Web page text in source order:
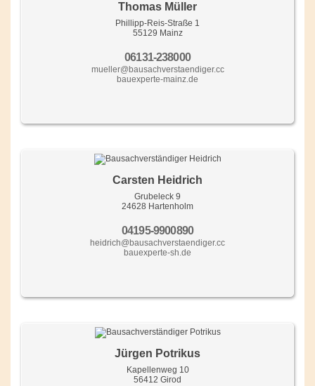
Thomas Müller
Phillipp-Reis-Straße 1
55129 Mainz
06131-238000
mueller@bausachverstaendiger.cc
bauexperte-mainz.de
Carsten Heidrich
Grubeleck 9
24628 Hartenholm
04195-9900890
heidrich@bausachverstaendiger.cc
bauexperte-sh.de
Jürgen Potrikus
Kapellenweg 10
56412 Girod